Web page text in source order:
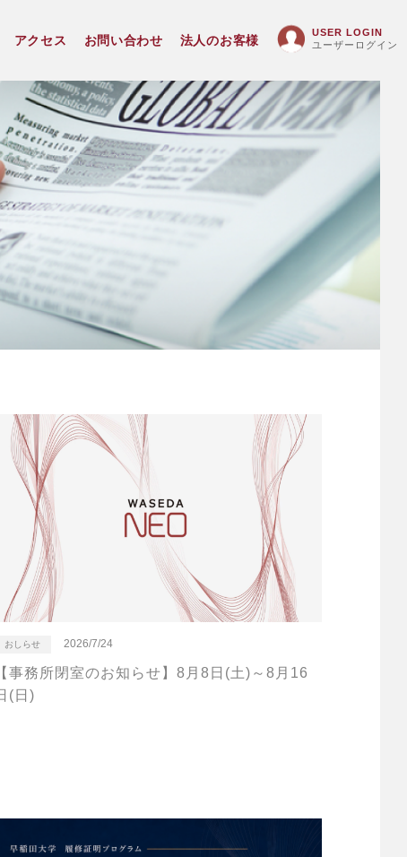
アクセス お問い合わせ 法人のお客様
USER LOGIN
ユーザーログイン
おしらせ 2026/7/24
【事務所閉室のお知らせ】8月8日(土)～8月16
(日)